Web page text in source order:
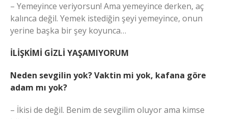
– Yemeyince veriyorsun! Ama yemeyince derken, aç
kalınca değil. Yemek istediğin şeyi yemeyince, onun
yerine başka bir şey koyunca…
İLİŞKİMİ GİZLİ YAŞAMIYORUM
Neden sevgilin yok? Vaktin mi yok, kafana göre
adam mı yok?
– İkisi de değil. Benim de sevgilim oluyor ama kimse